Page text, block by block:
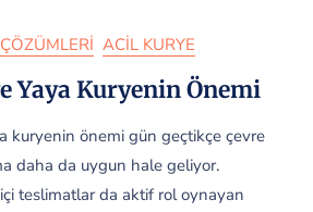
ACIL KURYE
Yaya Kuryenin Önemi
kuryenin önemi gün geçtikçe çevre
daha da uygun hale geliyor.
teslimatlar da aktif rol oynayan